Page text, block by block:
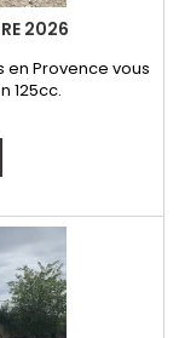
2026
en Provence vous
125cc.